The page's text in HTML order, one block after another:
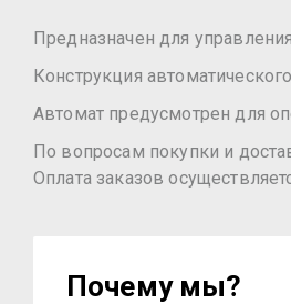
Предназначен для
Конструкция
Автомат предусмотрен для
По вопросам покупки и
Оплата заказов
Почему мы?